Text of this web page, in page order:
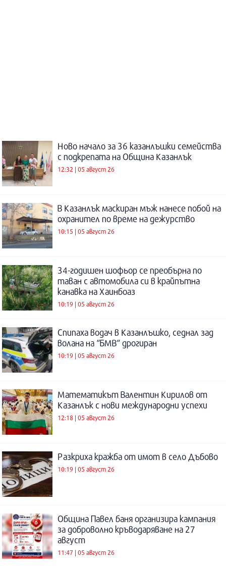
Ново начало за 36 казанлъшки семейства
с подкрепата на Община Казанлък
12:32 | 05 август 26
В Казанлък маскиран мъж нанесе побой на
охранител по време на дежурство
10:15 | 05 август 26
34-годишен шофьор се преобърна по
таван с автомобила си в крайпътна
канавка на Хаинбоаз
10:19 | 05 август 26
Спипаха водач в Казанлъшко, седнал зад
волана на “БМВ“ дрогиран
10:19 | 05 август 26
Математикът Валентин Кирилов от
Казанлък с нови международни успехи
12:18 | 05 август 26
Разкриха кражба от имот в село Дъбово
10:19 | 05 август 26
Община Павел баня организира кампания
за доброволно кръводаряване на 27
август
11:47 | 05 август 26